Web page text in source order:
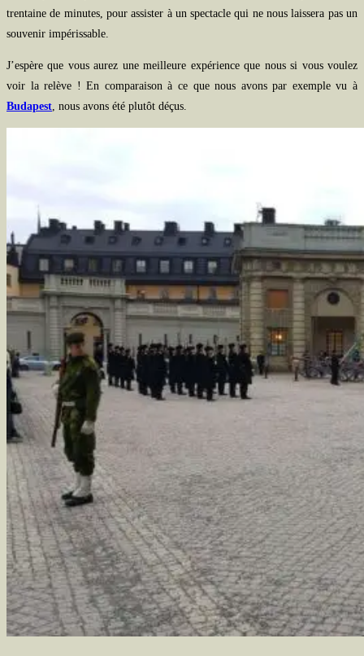
trentaine de minutes, pour assister à un spectacle qui ne nous laissera pas un
souvenir impérissable.
J’espère que vous aurez une meilleure expérience que nous si vous voulez
voir la relève ! En comparaison à ce que nous avons par exemple vu à
Budapest , nous avons été plutôt déçus.